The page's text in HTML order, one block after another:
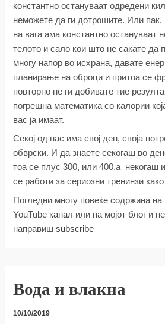
константно остануваат одредени
неможете да ги дотрошите. Или пак,
на вага ама константно остануваат
телото и сало кои што не сакате да
многу напор во исхрана, давате
планирање на оброци и притоа се
повторно не ги добивате тие
погрешна математика со калории
вас ја имаат.
Секој од нас има свој ден, своја
обврски. И да знаете секогаш во
тоа се плус 300, или 400,а некогаш
се работи за сериозни тренинзи
Погледни многу повеќе содржина на
YouTube канал или на мојот блог и
направишsubscribe
Вода и влакна
10/10/2019